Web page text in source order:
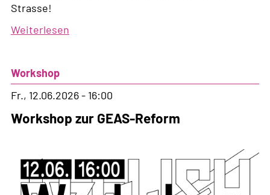
Strasse!
Weiterlesen
Workshop
Fr., 12.06.2026 - 16:00
Workshop zur GEAS-Reform